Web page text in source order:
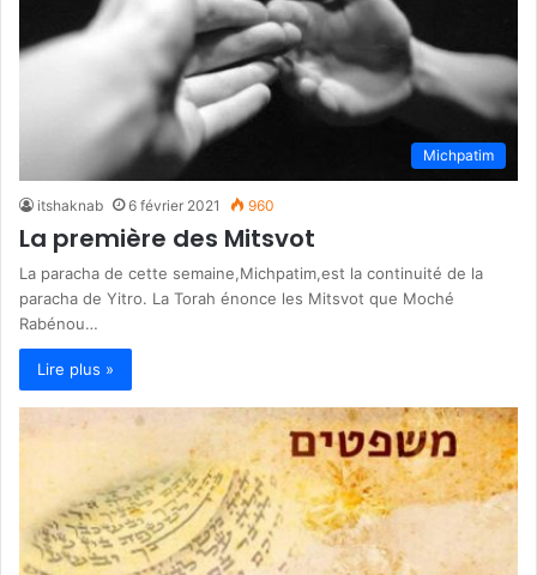
Michpatim
itshaknab 6 février 2021 960
La première des Mitsvot
La paracha de cette semaine,Michpatim,est la continuité de la
paracha de Yitro. La Torah énonce les Mitsvot que Moché
Rabénou…
Lire plus »